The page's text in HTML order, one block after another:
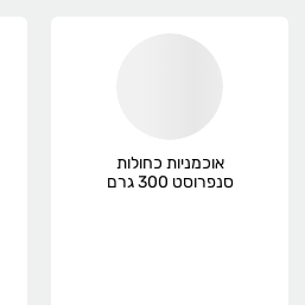
אוכמניות כחולות
סנפרוסט 300 גרם